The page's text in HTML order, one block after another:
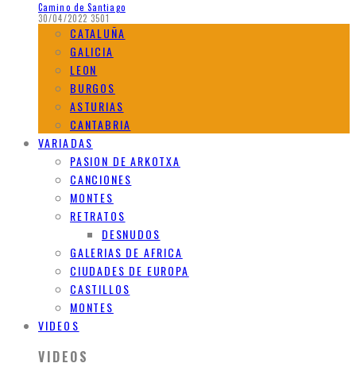
Camino de Santiago
30/04/2022 3501
CATALUÑA
GALICIA
LEON
BURGOS
ASTURIAS
CANTABRIA
VARIADAS
PASION DE ARKOTXA
CANCIONES
MONTES
RETRATOS
DESNUDOS
GALERIAS DE AFRICA
CIUDADES DE EUROPA
CASTILLOS
MONTES
VIDEOS
VIDEOS